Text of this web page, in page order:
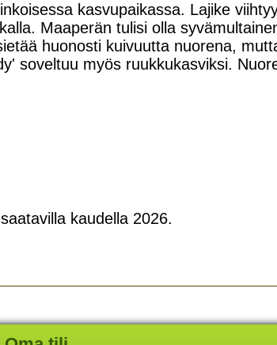
kasvupaikassa. Lajike
Maaperän tulisi olla
huonosti kuivuutta nuorena,
soveltuu myös ruukkukasviksi.
kaudella 2026.